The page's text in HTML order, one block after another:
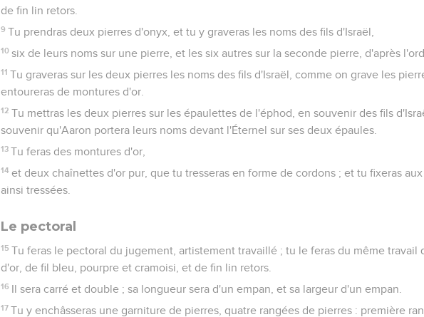
de fin lin retors.
9 Tu prendras deux pierres d'onyx, et tu y graveras les noms des fils d'Israël,
10 six de leurs noms sur une pierre, et les six autres sur la seconde pierre, d'après
11 Tu graveras sur les deux pierres les noms des fils d'Israël, comme on grave les
entoureras de montures d'or.
12 Tu mettras les deux pierres sur les épaulettes de l'éphod, en souvenir des fils
souvenir qu'Aaron portera leurs noms devant l'Éternel sur ses deux épaules.
13 Tu feras des montures d'or,
14 et deux chaînettes d'or pur, que tu tresseras en forme de cordons ; et tu fixeras
ainsi tressées.
Le pectoral
15 Tu feras le pectoral du jugement, artistement travaillé ; tu le feras du même travail
d'or, de fil bleu, pourpre et cramoisi, et de fin lin retors.
16 Il sera carré et double ; sa longueur sera d'un empan, et sa largeur d'un empan.
17 Tu y enchâsseras une garniture de pierres, quatre rangées de pierres : première